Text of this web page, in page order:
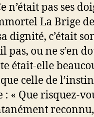
n’était pas ses
La Brige
dignité, c’était
pas, ou ne s’en
était-elle
celle de
« Que risquez-